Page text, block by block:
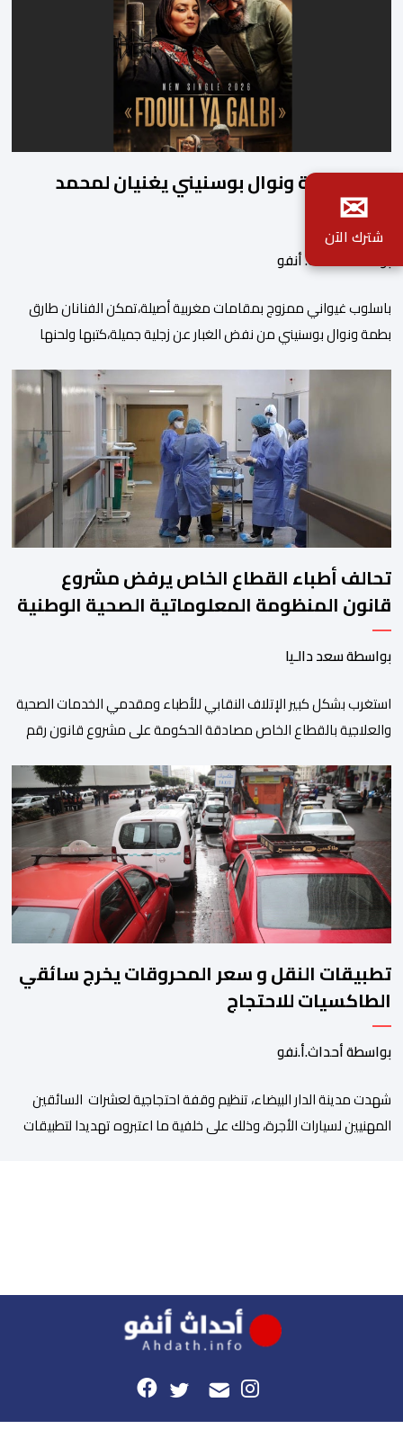
طارق بطمة ونوال بوسنيني يغنيان لمحمد
بطمة
بواسطة أحداث. أنفو
باسلوب غيواني ممزوج بمقامات مغربية أصيلة،تمكن الفنانان طارق
بطمة ونوال بوسنيني من نفض الغبار عن زجلية جميلة،كتبها ولحنها
بعنوان ” فضولي ياقلبي” ،قام بتوزيعها اسامة باهي،باسلوب سلس
وبسيط، متحكما في الجمل الموسيقية والانتقالات الجميلة..استطاع
الفنانان طارق بطمة ونوال بوسنيني أن يعطيا روحا فريدة لهذه
الاغنية,بفضل أدا […]
تحالف أطباء القطاع الخاص يرفض مشروع
قانون المنظومة المعلوماتية الصحية الوطنية
المندمجة
بواسطة سعد دالـيا
استغرب بشكل كبير الإتلاف النقابي للأطباء ومقدمي الخدمات الصحية
والعلاجية بالقطاع الخاص مصادقة الحكومة على مشروع قانون رقم
والذي اعتبره الائتلاف جاء في غياب تام للمقاربة التشاركية وعدم أخذ
رأي وملاحظات التمثيليات المهنية للأطباء ومقدمي الخدمات العلاجية
رغم ما تسنه مقتضيات مشروع القانون من عقوبات مالية ضدهم
وتهدد […]
تطبيقات النقل و سعر المحروقات يخرج سائقي
الطاكسيات للاحتجاج
بواسطة أحداث.أ.نفو
شهدت مدينة الدار البيضاء، تنظيم وقفة احتجاجية لعشرات السائقين
المهنيين لسيارات الأجرة، وذلك على خلفية ما اعتبروه تهديدا لتطبيقات
✉
شترك الآن